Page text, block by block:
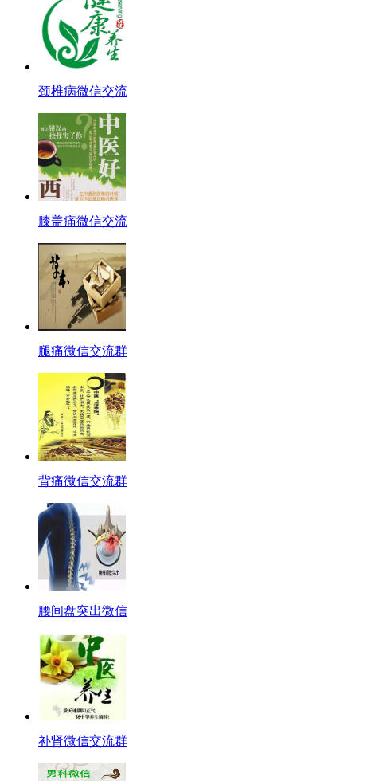
颈椎病微信交流
膝盖痛微信交流
腿痛微信交流群
背痛微信交流群
腰间盘突出微信
补肾微信交流群